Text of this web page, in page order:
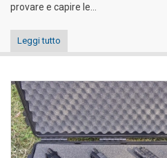
provare e capire le...
Leggi tutto